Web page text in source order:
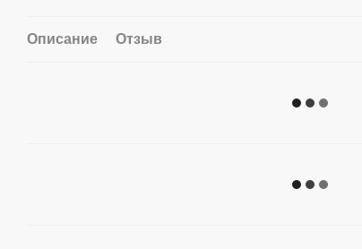
Описание Отзыв